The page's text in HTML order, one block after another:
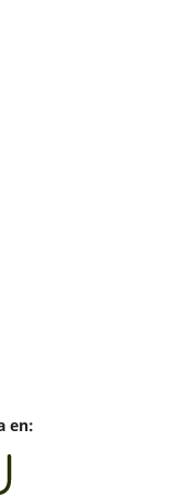
en: